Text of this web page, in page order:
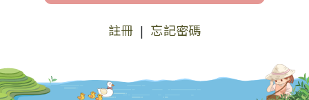
註冊 | 忘記密碼